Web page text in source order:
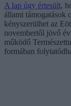
A lap úgy értesült,
állami támogatások
kényszerülhet az
novembertől jövő
működő
formában